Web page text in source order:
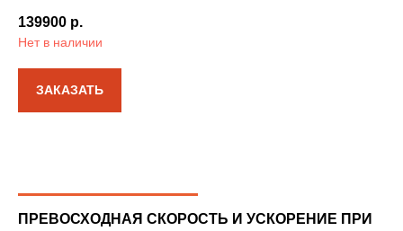
139900 р.
Нет в наличии
ЗАКАЗАТЬ
ПРЕВОСХОДНАЯ СКОРОСТЬ И УСКОРЕНИЕ ПРИ